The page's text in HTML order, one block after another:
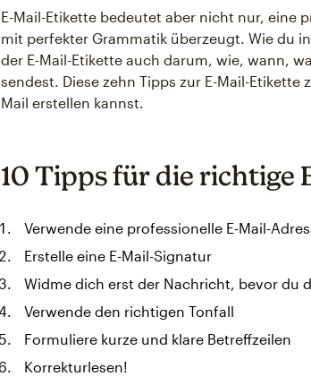
E-Mail-Etikette bedeutet aber nicht nur, eine
mit perfekter Grammatik überzeugt. Wie du
der E-Mail-Etikette auch darum, wie, wann,
sendest. Diese zehn Tipps zur E-Mail-
Mail erstellen kannst.
10 Tipps für die richtige
Verwende eine professionelle E-Mail-
Erstelle eine E-Mail-Signatur
Widme dich erst der Nachricht, bevor du
Verwende den richtigen Tonfall
Formuliere kurze und klare Betreffzeilen
Korrekturlesen!